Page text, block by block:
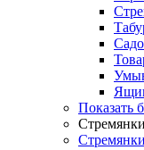
Показать
Стремянки